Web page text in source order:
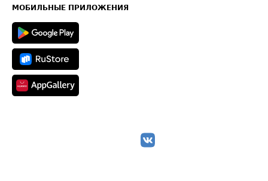
Техническая информация
МОБИЛЬНЫЕ ПРИЛОЖЕНИЯ